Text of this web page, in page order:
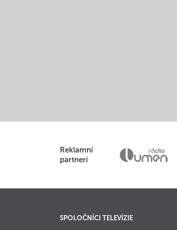
Reklamní
partneri
SPOLOČNÍCI TELEVÍZIE